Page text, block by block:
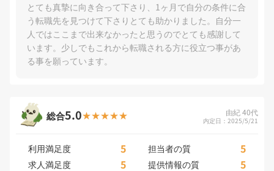
とても真摯に向き合って下さり、1ヶ月で自分の条件に合
う転職先を見つけて下さりとても助かりました。自分一
人ではここまで出来なかったと思うのでとても感謝して
います。少しでもこれから転職される方に役立つ事があ
る事を願っています。
総合5.0 由紀 40代
内定日：2025/5/21
利用満足度 5 担当者の質 5
求人満足度 5 提供情報の質 5